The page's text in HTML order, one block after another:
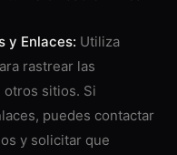
y Enlaces: Utiliza
rastrear las
sitios. Si
puedes contactar
y solicitar que